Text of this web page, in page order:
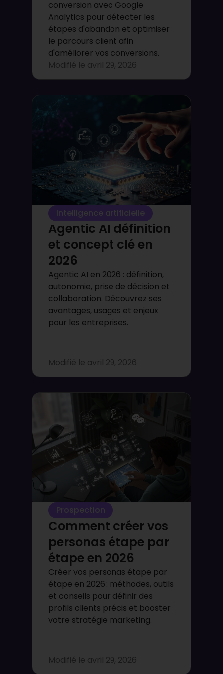
conversion avec Google
Analytics pour détecter les
étapes d'abandon et optimiser
le parcours client afin
d'améliorer vos conversions.
Modifié le avril 29, 2026
Intelligence artificielle
Agentic AI définition
et concept clé en
2026
Agentic AI en 2026 : définition,
autonomie, prise de décision et
collaboration. Découvrez ses
avantages, usages et enjeux
pour les entreprises.
Modifié le avril 29, 2026
Prospection
Comment créer vos
personas étape par
étape en 2026
Créer vos personas étape par
étape en 2026 : méthodes, outils
et conseils pour définir des
profils clients précis et booster
votre stratégie marketing.
Modifié le avril 29, 2026